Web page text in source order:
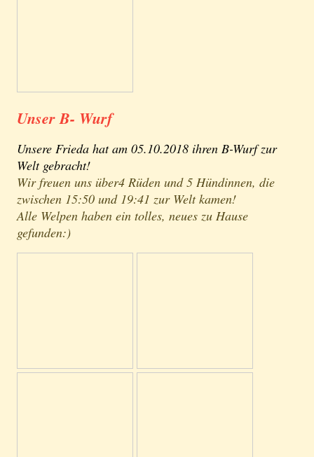
Unser B- Wurf
Unsere Frieda hat am 05.10.2018 ihren B-Wurf zur
Welt gebracht!
Wir freuen uns über4 Rüden und 5 Hündinnen, die
zwischen 15:50 und 19:41 zur Welt kamen!
Alle Welpen haben ein tolles, neues zu Hause
gefunden:)